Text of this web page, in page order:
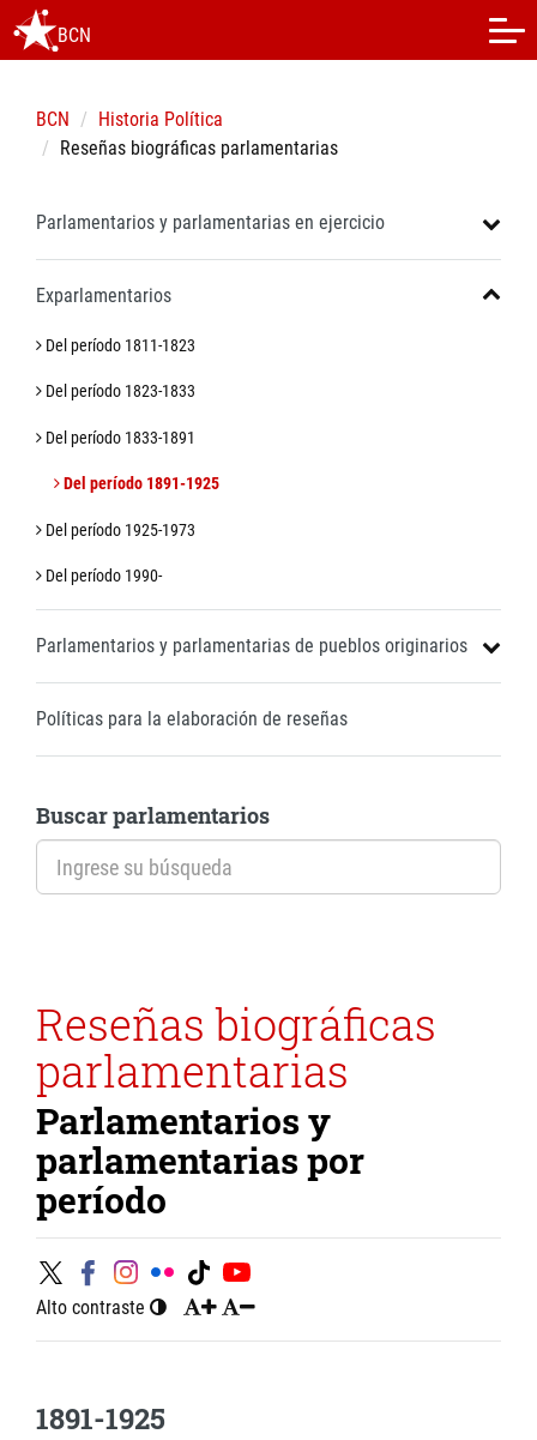
BCN
BCN
Historia Política
Reseñas biográficas parlamentarias
Parlamentarios y parlamentarias en ejercicio
Exparlamentarios
Del período 1811-1823
Del período 1823-1833
Del período 1833-1891
Del período 1891-1925
Del período 1925-1973
Del período 1990-
Parlamentarios y parlamentarias de pueblos originarios
Políticas para la elaboración de reseñas
Buscar parlamentarios
Reseñas biográficas
parlamentarias
Parlamentarios y
parlamentarias por
período
Alto contraste
1891-1925